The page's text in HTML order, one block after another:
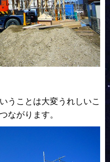
うことは大変うれしいこ
ながります。